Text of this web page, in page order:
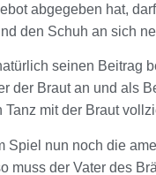
abgegeben hat,
den Schuh an sich
seinen Beitrag
der Braut an und als
Tanz mit der Braut
Spiel nun noch die
muss der Vater des